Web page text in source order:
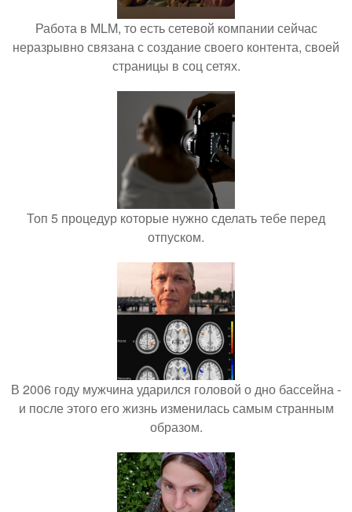
Работа в MLM, то есть сетевой компании сейчас
неразрывно связана с создание своего контента, своей
страницы в соц сетях.
Топ 5 процедур которые нужно сделать тебе перед
отпуском.
В 2006 году мужчина ударился головой о дно бассейна -
и после этого его жизнь изменилась самым странным
образом.